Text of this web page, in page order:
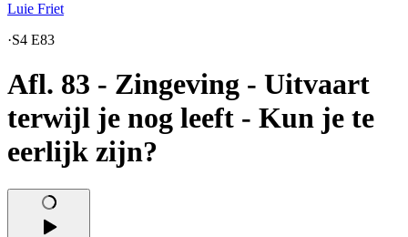
Luie Friet
·S4 E83
Afl. 83 - Zingeving - Uitvaart
terwijl je nog leeft - Kun je te
eerlijk zijn?